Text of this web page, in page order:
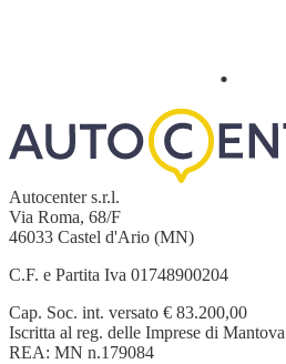
Autocenter s.r.l.
Via Roma, 68/F
46033 Castel d'Ario (MN)
C.F. e Partita Iva 01748900204
Cap. Soc. int. versato € 83.200,00
Iscritta al reg. delle Imprese di Mantova
REA: MN n.179084